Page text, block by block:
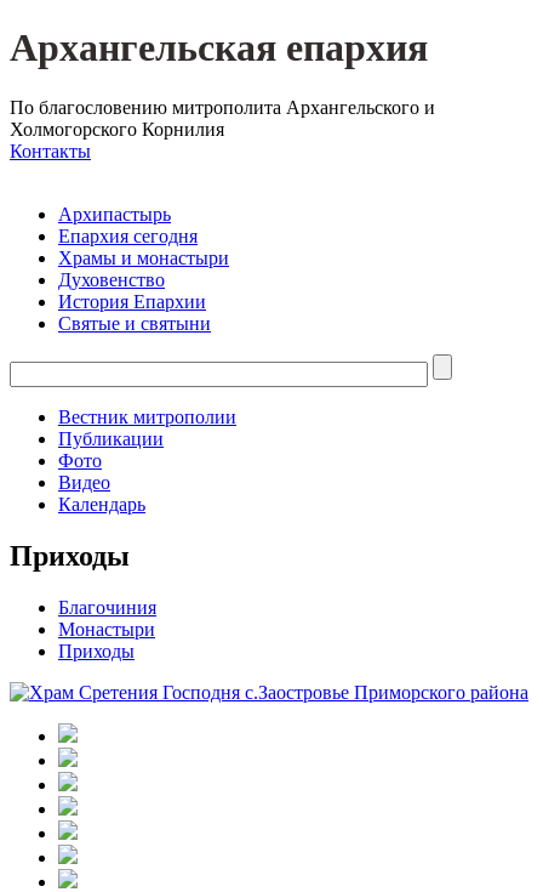
Архангельская епархия
По благословению митрополита Архангельского и
Холмогорского Корнилия
Контакты
Архипастырь
Епархия сегодня
Храмы и монастыри
Духовенство
История Епархии
Святые и святыни
Вестник митрополии
Публикации
Фото
Видео
Календарь
Приходы
Благочиния
Монастыри
Приходы